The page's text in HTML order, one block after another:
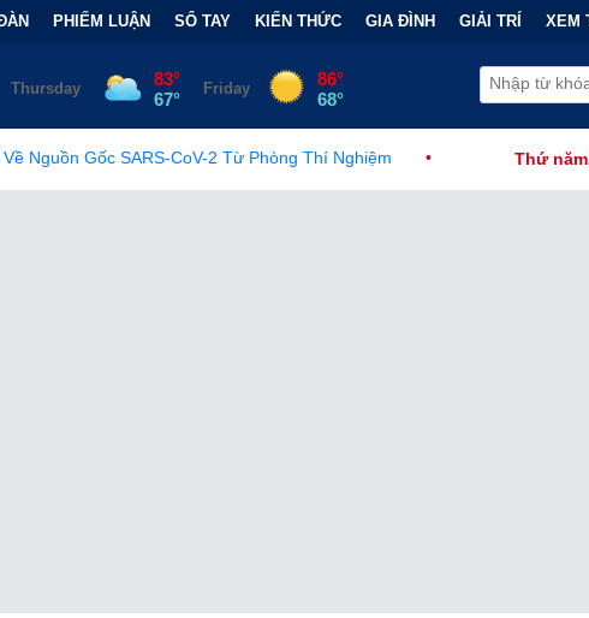
PHIẾM LUẬN SỔ TAY KIẾN THỨC GIA ĐÌNH GIẢI TRÍ XEM
Thứ
2 Từ Phòng Thí Nghiệm • FCC Chính Thức Ban Hành Lệnh